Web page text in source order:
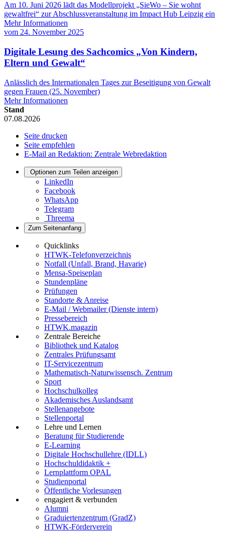
Am 10. Juni 2026 lädt das Modellprojekt „SieWo – Sie wohnt
gewaltfrei“ zur Abschlussveranstaltung im Impact Hub Leipzig ein
Mehr Informationen
vom 24. November 2025
Digitale Lesung des Sachcomics „Von Kindern,
Eltern und Gewalt“
Anlässlich des Internationalen Tages zur Beseitigung von Gewalt
gegen Frauen (25. November)
Mehr Informationen
Stand
07.08.2026
Seite drucken
Seite empfehlen
E-Mail an Redaktion: Zentrale Webredaktion
Optionen zum Teilen anzeigen
LinkedIn
Facebook
WhatsApp
Telegram
Threema
Zum Seitenanfang
Quicklinks
HTWK-Telefonverzeichnis
Notfall (Unfall, Brand, Havarie)
Mensa-Speiseplan
Stundenpläne
Prüfungen
Standorte & Anreise
E-Mail / Webmailer (Dienste intern)
Pressebereich
HTWK.magazin
Zentrale Bereiche
Bibliothek und Katalog
Zentrales Prüfungsamt
IT-Servicezentrum
Mathematisch-Naturwissensch. Zentrum
Sport
Hochschulkolleg
Akademisches Auslandsamt
Stellenangebote
Stellenportal
Lehre und Lernen
Beratung für Studierende
E-Learning
Digitale Hochschullehre (IDLL)
Hochschuldidaktik +
Lernplattform OPAL
Studienportal
Öffentliche Vorlesungen
engagiert & verbunden
Alumni
Graduiertenzentrum (GradZ)
HTWK-Förderverein